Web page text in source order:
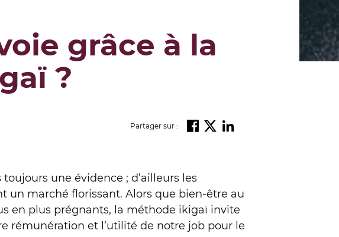
grâce à la
?
Partager sur :
une évidence ; d’ailleurs les
un marché florissant. Alors que bien-être au
en plus prégnants, la méthode ikigaï invite
rémunération et l’utilité de notre job pour le